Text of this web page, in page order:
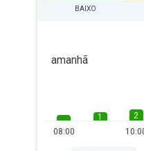
BAIXO
amanhã
08:00
1
2